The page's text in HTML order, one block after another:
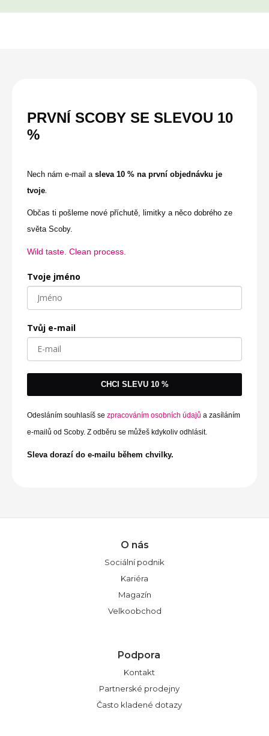
PRVNÍ SCOBY SE SLEVOU 10
%
Nech nám e-mail a sleva 10 % na první objednávku je
tvoje.
Občas ti pošleme nové příchutě, limitky a něco dobrého ze
světa Scoby.
Wild taste. Clean process.
Tvoje jméno
Tvůj e-mail
CHCI SLEVU 10 %
Odesláním souhlasíš se zpracováním osobních údajů a zasíláním
e-mailů od Scoby. Z odběru se můžeš kdykoliv odhlásit.
Sleva dorazí do e-mailu během chvilky.
O nás
Sociální podnik
Kariéra
Magazín
Velkoobchod
Podpora
Kontakt
Partnerské prodejny
Často kladené dotazy